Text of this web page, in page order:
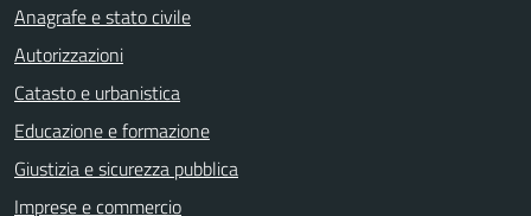
Anagrafe e stato civile
Autorizzazioni
Catasto e urbanistica
Educazione e formazione
Giustizia e sicurezza pubblica
Imprese e commercio